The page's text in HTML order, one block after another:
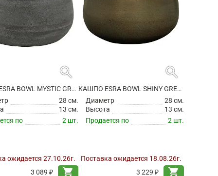
search
КАШПО ESRA BOWL MYSTIC GREY
28 см.
13 см.
по
2 шт.
ожидается 27.10.26г.
3 089 ₽
shopping_cart
search
КАШПО ESRA BOWL SHINY GREEN
Диаметр
28 см.
Высота
13 см.
Продается по
2 шт.
Поставка ожидается 18.08.26г.
3 229 ₽
shopping_cart